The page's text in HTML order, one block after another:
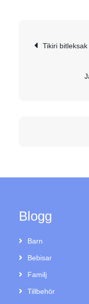
Tikiri
Blogg
Barn
Bebisar
Familj
Tillbehör